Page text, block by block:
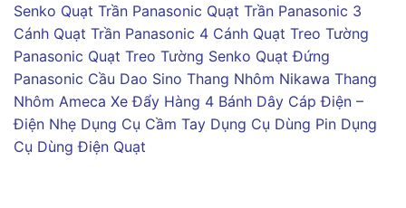
Senko Quạt Trần Panasonic Quạt Trần Panasonic 3
Cánh Quạt Trần Panasonic 4 Cánh Quạt Treo Tường
Panasonic Quạt Treo Tường Senko Quạt Đứng
Panasonic Cầu Dao Sino Thang Nhôm Nikawa Thang
Nhôm Ameca Xe Đẩy Hàng 4 Bánh Dây Cáp Điện –
Điện Nhẹ Dụng Cụ Cầm Tay Dụng Cụ Dùng Pin Dụng
Cụ Dùng Điện Quạt